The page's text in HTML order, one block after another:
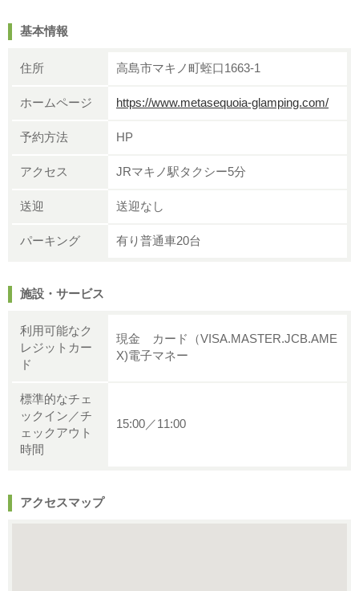
基本情報
住所 高島市マキノ町蛭口1663-1
ホームページ https://www.metasequoia-glamping.com/
予約方法 HP
アクセス JRマキノ駅タクシー5分
送迎 送迎なし
パーキング 有り普通車20台
施設・サービス
利用可能なク
レジットカー
ド
現金 カード（VISA.MASTER.JCB.AME
X)電子マネー
標準的なチェ
ックイン／チ
ェックアウト
時間
15:00／11:00
アクセスマップ